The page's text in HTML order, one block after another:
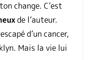
change. C’est
de l’auteur.
d’un cancer,
Mais la vie lui